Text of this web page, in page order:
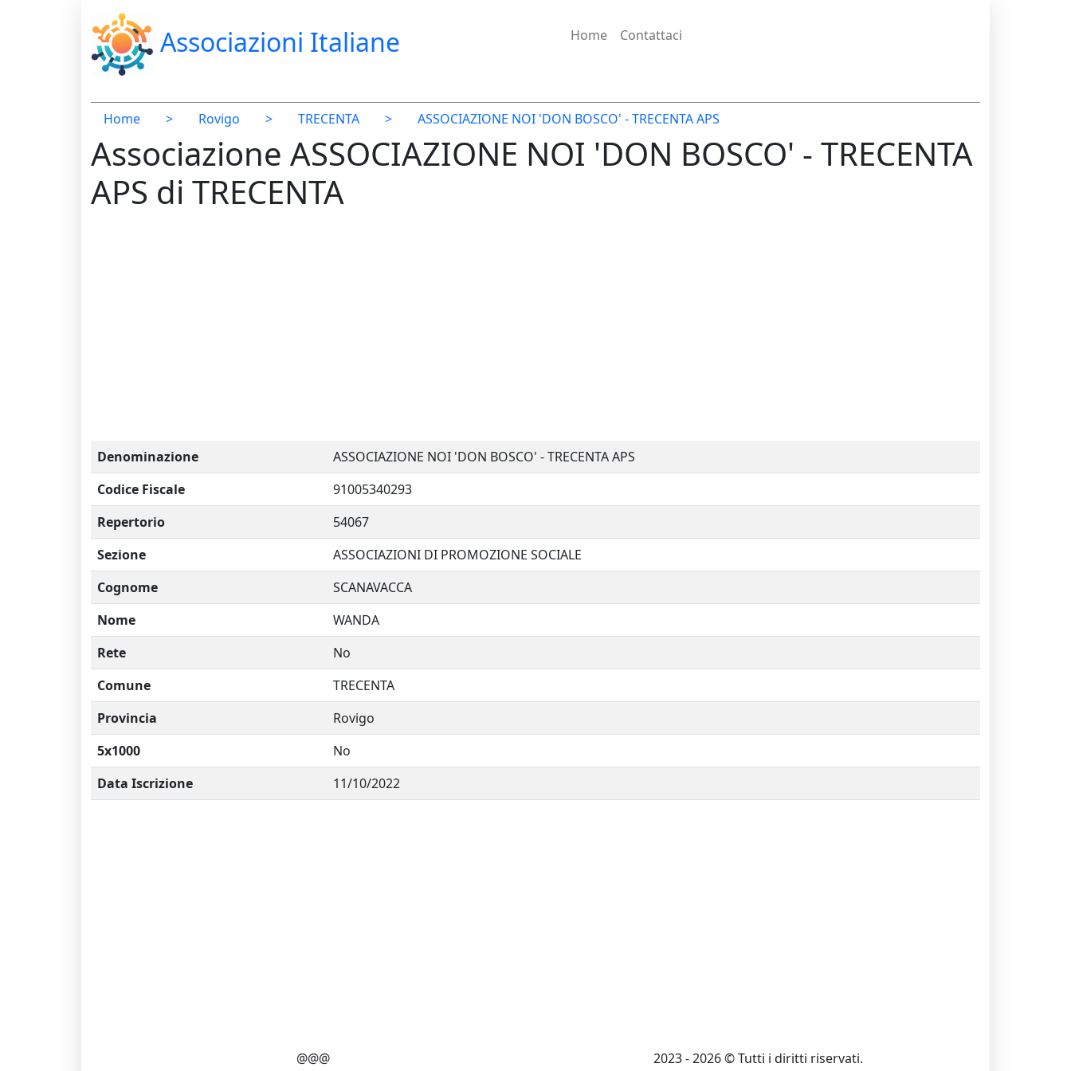
Associazioni Italiane Home Contattaci
Home > Rovigo > TRECENTA > ASSOCIAZIONE NOI 'DON BOSCO' - TRECENTA APS
Associazione ASSOCIAZIONE NOI 'DON BOSCO' - TRECENTA
APS di TRECENTA
Denominazione
ASSOCIAZIONE NOI 'DON BOSCO' - TRECENTA APS
Codice Fiscale
91005340293
Repertorio
54067
Sezione
ASSOCIAZIONI DI PROMOZIONE SOCIALE
Cognome
SCANAVACCA
Nome
WANDA
Rete
No
Comune
TRECENTA
Provincia
Rovigo
5x1000
No
Data Iscrizione
11/10/2022
@@@ 2023 - 2026 © Tutti i diritti riservati.